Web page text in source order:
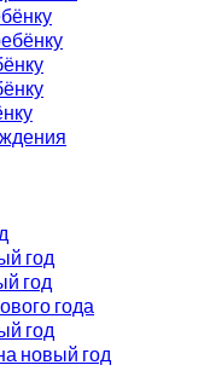
год
год
года
год
новый год